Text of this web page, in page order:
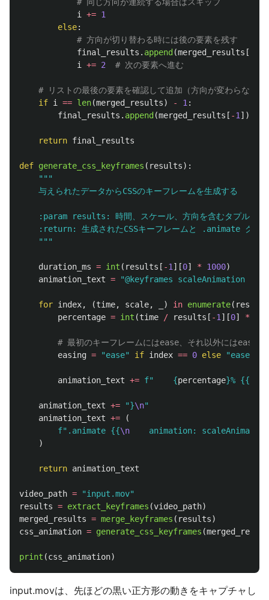
i += 1
else:
final_results . append (merged_results [
i += 2
if i == len(merged_results) - 1:
final_results . append (merged_results [ -1])
return final_results
def generate_css_keyframes ( results):
"""
    与えられたデータからCSSのキーフレームを生成する
:param results: 時間、スケール、方向を含むタプルのリ
:return: 生成されたCSSキーフレームと .animate クラ
"""
duration_ms = int ( results [ -1][0] * 1000)
animation_text = "@keyframes scaleAnimation {
for index, (time, scale, ) in enumerate( results
percentage = int (time / results [ -1][0] *
easing = "ease" if index == 0 else "ease-
animation_text += f" {percentage}% {{
animation_text += "}\n"
animation_text +=
(
f" .animate {{\n
animation:
)
return animation_text
video_path = "input.mov"
results = extract_keyframes (video_path)
merged_results = merge_keyframes ( results)
css_animation = generate_css_keyframes (
print (css_animation)
input.movは、先ほどの黒い正方形の動きをキャプチャし